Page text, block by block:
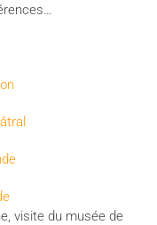
visite du musée de